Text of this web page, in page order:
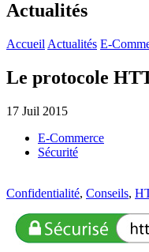
Actualités
Accueil Actualités E-
Le protocole
17 Juil 2015
E-Commerce
Sécurité
Confidentialité, Conseils,